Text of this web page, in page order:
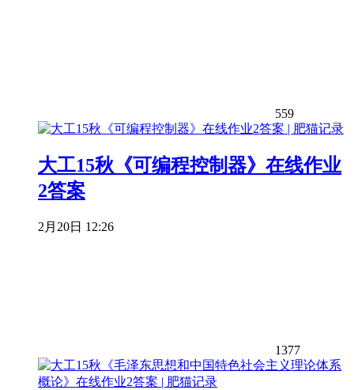
559
大工15秋《可编程控制器》在线作业
2答案
2月20日 12:26
1377